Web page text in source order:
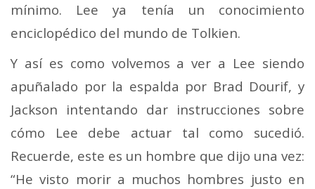
mínimo. Lee ya tenía un conocimiento
enciclopédico del mundo de Tolkien.
Y así es como volvemos a ver a Lee siendo
apuñalado por la espalda por Brad Dourif, y
Jackson intentando dar instrucciones sobre
cómo Lee debe actuar tal como sucedió.
Recuerde, este es un hombre que dijo una vez:
“He visto morir a muchos hombres justo en